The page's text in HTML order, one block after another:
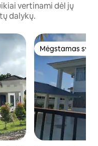
vertinami dėl jų
dalykų.
Mėgstamas
Mėgstamas